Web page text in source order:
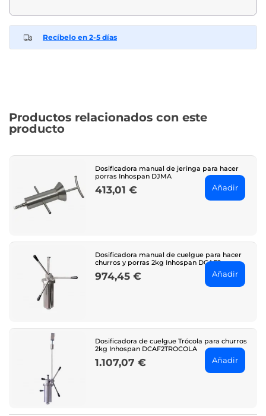
Recíbelo en 2-5 días
Productos relacionados con este
producto
Dosificadora manual de jeringa para hacer
porras Inhospan DJMA
Price
413,01 € Añadir
Dosificadora manual de cuelgue para hacer
churros y porras 2kg Inhospan DCAF2
Price
974,45 € Añadir
Dosificadora de cuelgue Trócola para churros
2kg Inhospan DCAF2TROCOLA
Price
1.107,07 € Añadir